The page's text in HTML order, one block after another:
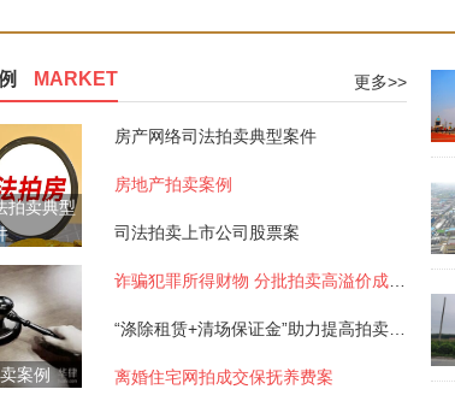
MARKET 更多>>
拍卖典型
案例
房产网络司法拍卖典型案件
房地产拍卖案例
司法拍卖上市公司股票案
离婚住宅网拍成交保抚养费案